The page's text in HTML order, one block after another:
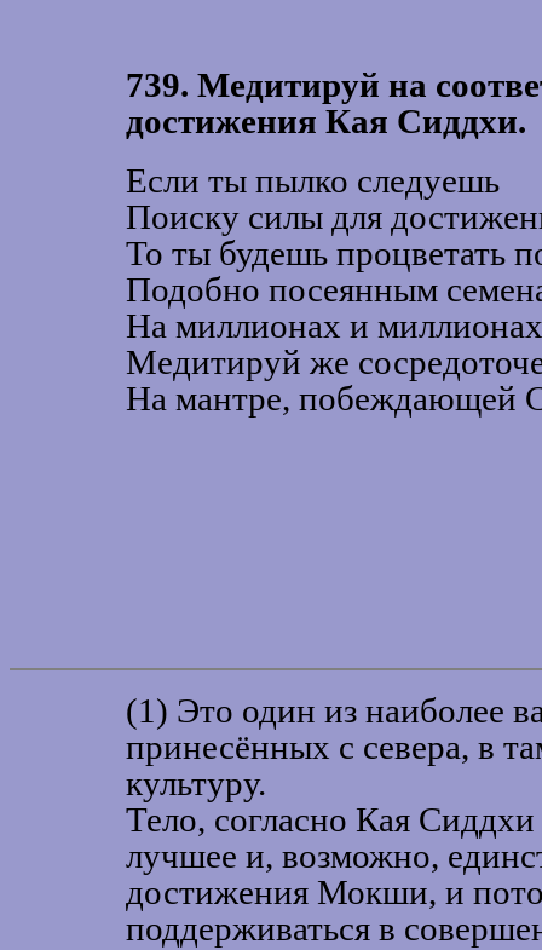
739. Медитируй на
достижения Кая Сиддхи.
Если ты пылко следуешь
Поиску силы для
То ты будешь процветать
Подобно посеянным
На миллионах и
Медитируй же
На мантре, побеждающей
(1) Это один из наиболее
принесённых с севера, в
культуру.
Тело, согласно Кая Сиддхи
лучшее и, возможно,
достижения Мокши, и
поддерживаться в